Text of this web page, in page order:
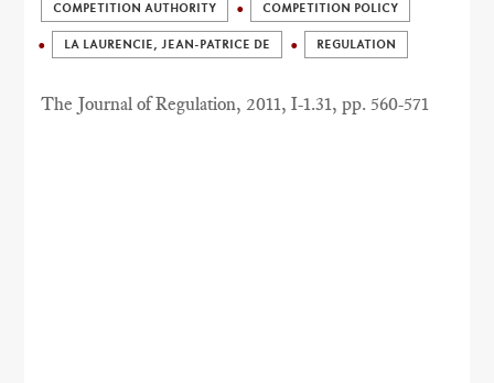
COMPETITION AUTHORITY COMPETITION POLICY
LA LAURENCIE, JEAN-PATRICE DE REGULATION
The Journal of Regulation, 2011, I-1.31, pp. 560-571